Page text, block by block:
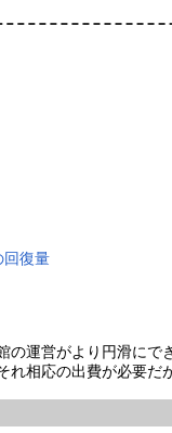
回復量
の運営がより円滑にで
れ相応の出費が必要だ